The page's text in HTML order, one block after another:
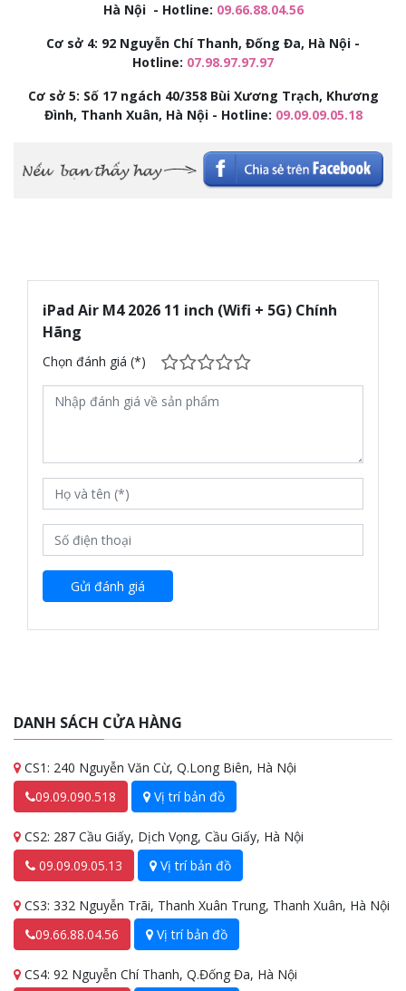
Hà Nội - Hotline: 09.66.88.04.56
Cơ sở 4: 92 Nguyễn Chí Thanh, Đống Đa, Hà Nội -
Hotline: 07.98.97.97.97
Cơ sở 5: Số 17 ngách 40/358 Bùi Xương Trạch, Khương
Đình, Thanh Xuân, Hà Nội - Hotline: 09.09.09.05.18
iPad Air M4 2026 11 inch (Wifi + 5G) Chính
Hãng
Chọn đánh giá (*)
Gửi đánh giá
DANH SÁCH CỬA HÀNG
CS1: 240 Nguyễn Văn Cừ, Q.Long Biên, Hà Nội
09.09.090.518
Vị trí bản đồ
CS2: 287 Cầu Giấy, Dịch Vọng, Cầu Giấy, Hà Nội
09.09.09.05.13
Vị trí bản đồ
CS3: 332 Nguyễn Trãi, Thanh Xuân Trung, Thanh Xuân, Hà Nội
09.66.88.04.56
Vị trí bản đồ
CS4: 92 Nguyễn Chí Thanh, Q.Đống Đa, Hà Nội